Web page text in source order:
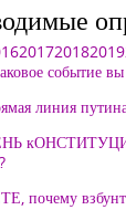
201720182019
событие
линия